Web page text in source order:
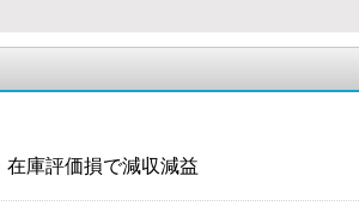
庫評価損で減収減益